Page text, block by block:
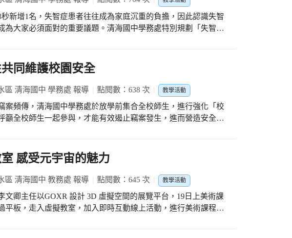
」努力規劃，並落實於學校課程中執行，希望多媒體互動方式，
的素養，達到維護校園安全及交通零意外的終極目標。
新增1名，失智症患者往往成為家庭沉重的負擔，因此認識失智
為大家必須面對的重要議題。清海國中學務處特別規劃「失智
低罹患失智症的風險。她帶領大家一起透過遊戲，活化判斷力及
唸出顏色、辨認方向、順序顛倒…等簡單動腦遊戲，呼籲大家經
減退，很容易被誤認為是老化的自然現象。老化過程中，「健
表徵，俗諺有云「卡講攏過去！ 隨講隨忘記！」即在說明這種現
個退化性疾病，疾病退化的時間不一
罹患失智症的案例，很可惜目前尚未發明任何治癒藥物。她提出
徵兆」當發現家人若有發生這些情形，應鼓勵他們趕緊尋求神經
專業協助。日本現已將學校教育納入失智症早期發現的支援體
同維護校園安全
區 清海國中 學務處 報導 點閱數：638 次 教學活動
案頻傳，清海國中學務處於放學前集合全校師生，進行強化「校
籲全校師生一起參與，才能有效遏止竊案發生，進而營造安全無
主任指出，提高警覺性是維護校園安全的
校行政同仁加強巡堂及強化門禁管制之外，大家若有發現可疑
實提高警覺，發揮愛校精神，積極通報並妥慎處理。
感受元宇宙的魅力
區 清海國中 教務處 報導 點閱數：645 次 教學活動
文卿主任以GOXR 設計 3D 虛擬空間的展覽平台，19日上美術課
平板，走入虛擬教室，加入即時互動線上活動，進行美術課程。